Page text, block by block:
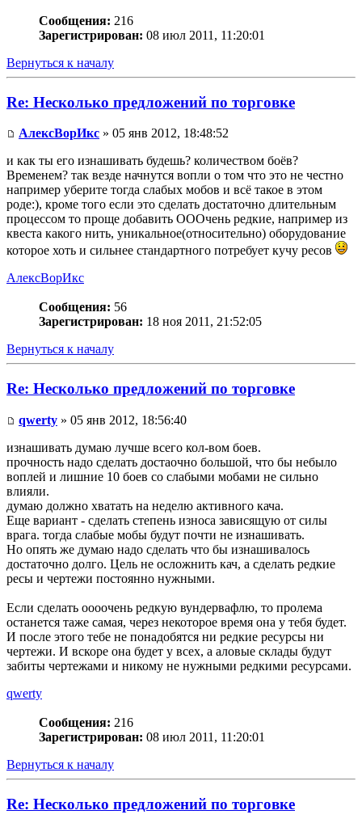
Сообщения: 216
Зарегистрирован: 08 июл 2011, 11:20:01
Вернуться к началу
Re: Несколько предложений по торговке
АлексВорИкс » 05 янв 2012, 18:48:52
и как ты его изнашивать будешь? количеством боёв?
Временем? так везде начнутся вопли о том что это не честно
например уберите тогда слабых мобов и всё такое в этом
роде:), кроме того если это сделать достаточно длительным
процессом то проще добавить ОООчень редкие, например из
квеста какого нить, уникальное(относительно) оборудование
которое хоть и сильнее стандартного потребует кучу ресов
АлексВорИкс
Сообщения: 56
Зарегистрирован: 18 ноя 2011, 21:52:05
Вернуться к началу
Re: Несколько предложений по торговке
qwerty » 05 янв 2012, 18:56:40
изнашивать думаю лучше всего кол-вом боев.
прочность надо сделать достаочно большой, что бы небыло
воплей и лишние 10 боев со слабыми мобами не сильно
влияли.
думаю должно хватать на неделю активного кача.
Еще вариант - сделать степень износа зависящую от силы
врага. тогда слабые мобы будут почти не изнашивать.
Но опять же думаю надо сделать что бы изнашивалось
достаточно долго. Цель не осложнить кач, а сделать редкие
ресы и чертежи постоянно нужными.
Если сделать оооочень редкую вундервафлю, то пролема
останется таже самая, через некоторое время она у тебя будет.
И после этого тебе не понадобятся ни редкие ресурсы ни
чертежи. И вскоре она будет у всех, а аловые склады будут
забиты чертежами и никому не нужными редкими ресурсами.
qwerty
Сообщения: 216
Зарегистрирован: 08 июл 2011, 11:20:01
Вернуться к началу
Re: Несколько предложений по торговке